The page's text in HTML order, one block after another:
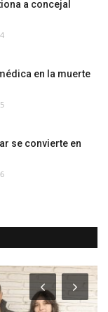
a concejal
en la muerte
se convierte en